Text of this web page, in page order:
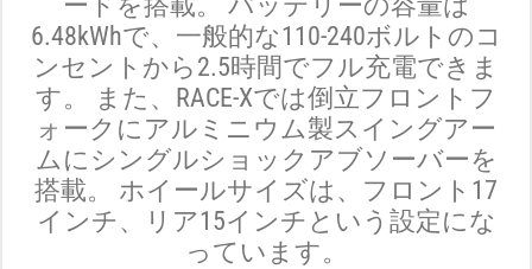
6.48kWhで、一般的な110-240ボルトのコ
ンセントから2.5時間でフル充電できま
す。 また、RACE-Xでは倒立フロントフ
ォークにアルミニウム製スイングアー
ムにシングルショックアブソーバーを
搭載。 ホイールサイズは、フロント17
インチ、リア15インチという設定にな
っています。